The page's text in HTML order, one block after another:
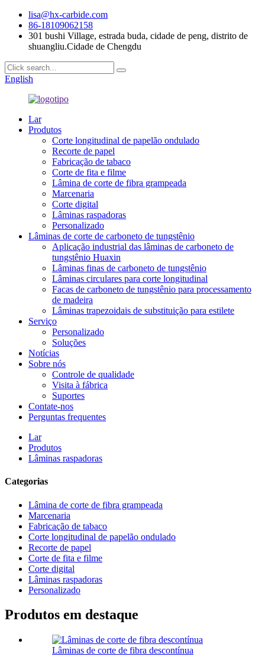
lisa@hx-carbide.com
86-18109062158
301 bushi Village, estrada buda, cidade de peng, distrito de
shuangliu.Cidade de Chengdu
English
Lar
Produtos
Corte longitudinal de papelão ondulado
Recorte de papel
Fabricação de tabaco
Corte de fita e filme
Lâmina de corte de fibra grampeada
Marcenaria
Corte digital
Lâminas raspadoras
Personalizado
Lâminas de corte de carboneto de tungstênio
Aplicação industrial das lâminas de carboneto de
tungstênio Huaxin
Lâminas finas de carboneto de tungstênio
Lâminas circulares para corte longitudinal
Facas de carboneto de tungstênio para processamento
de madeira
Lâminas trapezoidais de substituição para estilete
Serviço
Personalizado
Soluções
Notícias
Sobre nós
Controle de qualidade
Visita à fábrica
Suportes
Contate-nos
Perguntas frequentes
Lar
Produtos
Lâminas raspadoras
Categorias
Lâmina de corte de fibra grampeada
Marcenaria
Fabricação de tabaco
Corte longitudinal de papelão ondulado
Recorte de papel
Corte de fita e filme
Corte digital
Lâminas raspadoras
Personalizado
Produtos em destaque
Lâminas de corte de fibra descontínua